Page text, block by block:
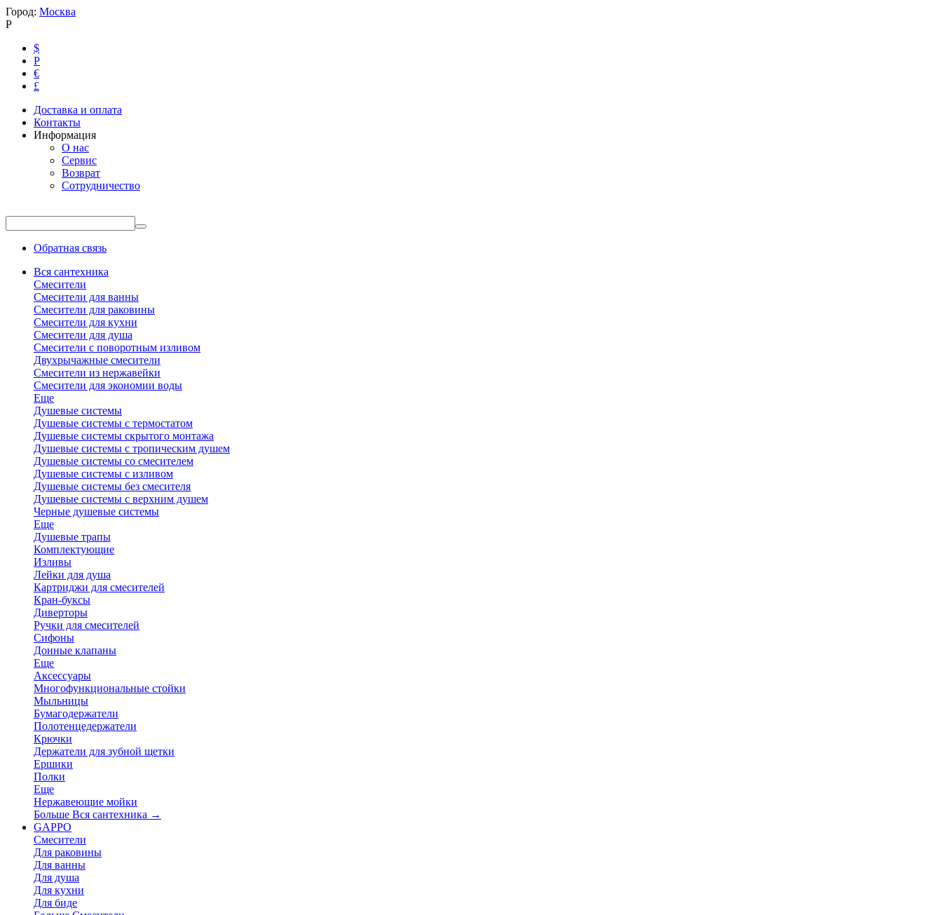
Город: Москва
Р
$
Р
€
£
Доставка и оплата
Контакты
Информация
О нас
Сервис
Возврат
Сотрудничество
Обратная связь
Вся сантехника
Смесители
Смесители для ванны
Смесители для раковины
Смесители для кухни
Смесители для душа
Смесители с поворотным изливом
Двухрычажные смесители
Смесители из нержавейки
Смесители для экономии воды
Еще
Душевые системы
Душевые системы с термостатом
Душевые системы скрытого монтажа
Душевые системы с тропическим душем
Душевые системы со смесителем
Душевые системы с изливом
Душевые системы без смесителя
Душевые системы с верхним душем
Черные душевые системы
Еще
Душевые трапы
Комплектующие
Изливы
Лейки для душа
Картриджи для смесителей
Кран-буксы
Диверторы
Ручки для смесителей
Сифоны
Донные клапаны
Еще
Аксессуары
Многофункциональные стойки
Мыльницы
Бумагодержатели
Полотенцедержатели
Крючки
Держатели для зубной щетки
Ершики
Полки
Еще
Нержавеющие мойки
Больше Вся сантехника →
GAPPO
Смесители
Для раковины
Для ванны
Для душа
Для кухни
Для биде